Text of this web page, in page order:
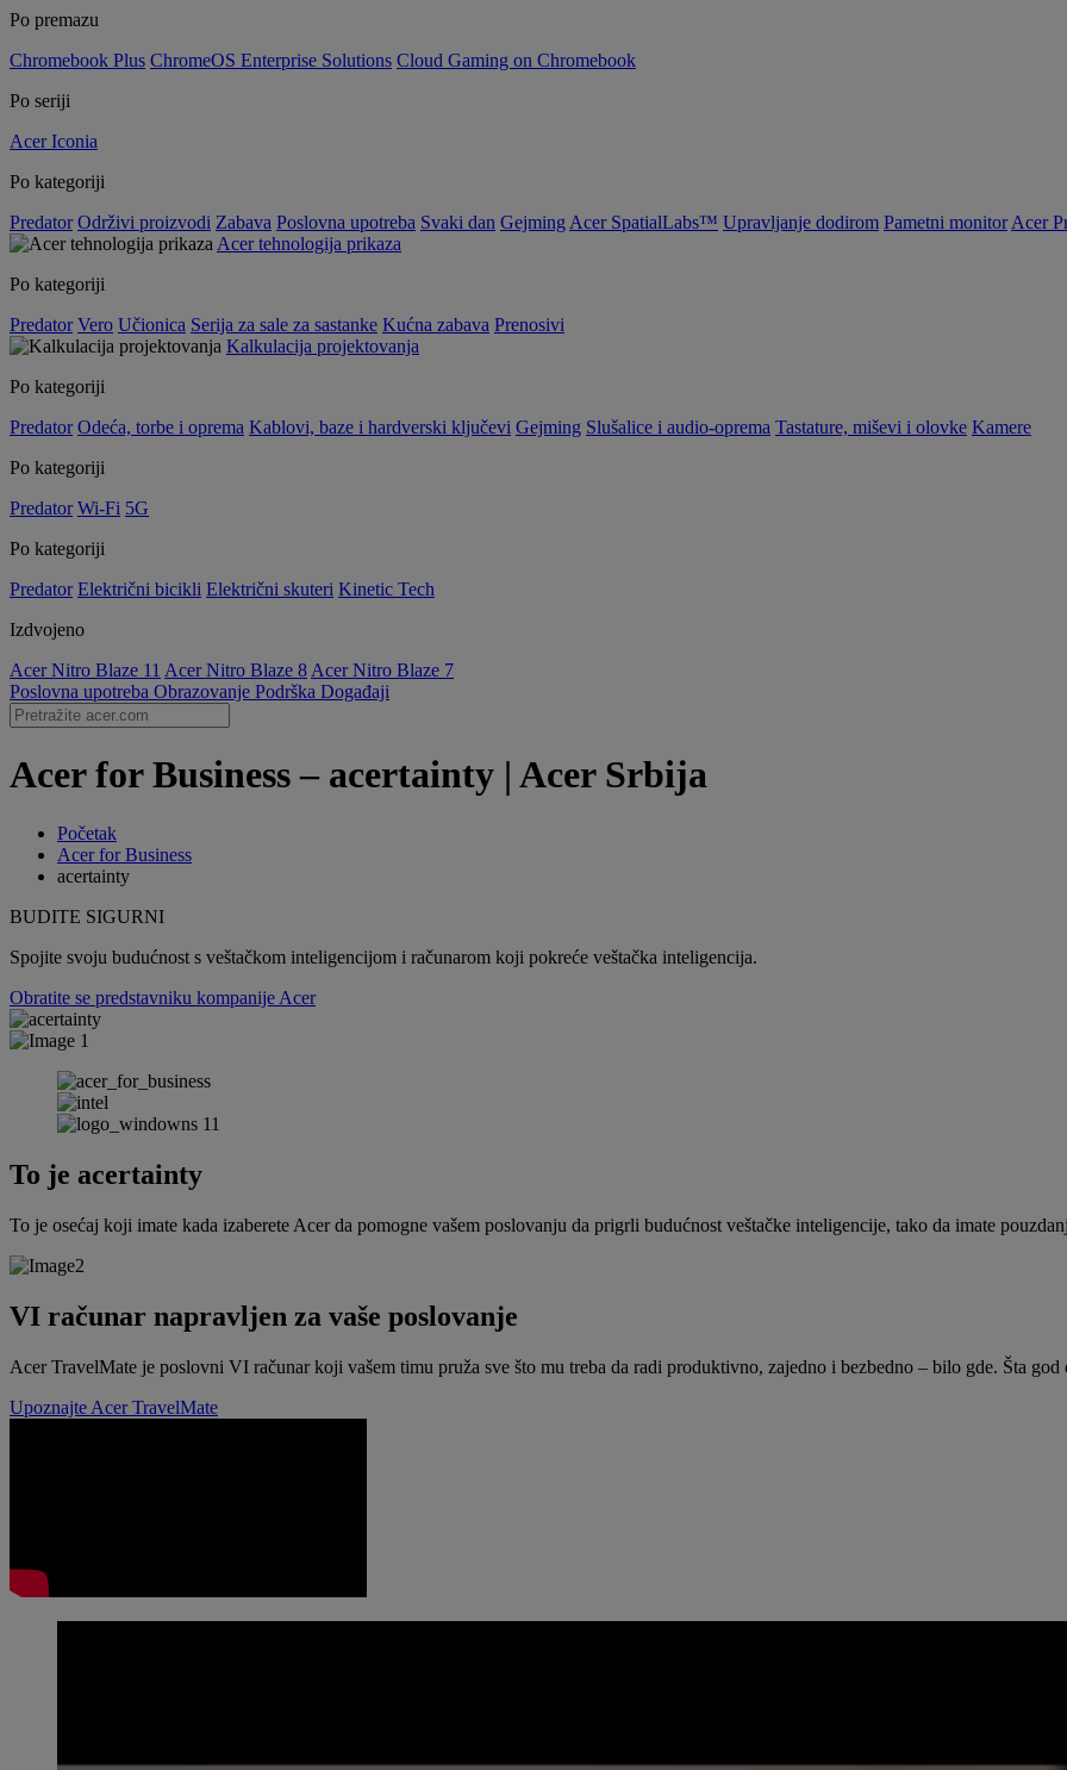
Po premazu
Chromebook Plus ChromeOS Enterprise Solutions Cloud Gaming on Chromebook
Po seriji
Acer Iconia
Po kategoriji
Predator Održivi proizvodi Zabava Poslovna upotreba Svaki dan Gejming Acer SpatialLabs™ Upravljanje dodirom Pametni monitor Acer
Acer tehnologija prikaza
Po kategoriji
Predator Vero Učionica Serija za sale za sastanke Kućna zabava Prenosivi
Kalkulacija projektovanja
Po kategoriji
Predator Odeća, torbe i oprema Kablovi, baze i hardverski ključevi Gejming Slušalice i audio-oprema Tastature, miševi i olovke Kamere
Po kategoriji
Predator Wi-Fi 5G
Po kategoriji
Predator Električni bicikli Električni skuteri Kinetic Tech
Izdvojeno
Acer Nitro Blaze 11 Acer Nitro Blaze 8 Acer Nitro Blaze 7
Poslovna upotreba Obrazovanje Podrška Događaji
Acer for Business – acertainty | Acer Srbija
Početak
Acer for Business
acertainty
BUDITE SIGURNI
Spojite svoju budućnost s veštačkom inteligencijom i računarom koji pokreće veštačka inteligencija.
Obratite se predstavniku kompanije Acer
To je acertainty
To je osećaj koji imate kada izaberete Acer da pomogne vašem poslovanju da prigrli budućnost veštačke inteligencije, tako da imate
VI računar napravljen za vaše poslovanje
Acer TravelMate je poslovni VI računar koji vašem timu pruža sve što mu treba da radi produktivno, zajedno i bezbedno – bilo gde. Šta god
Upoznajte Acer TravelMate